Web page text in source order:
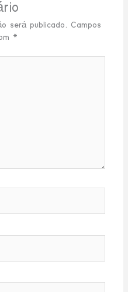
será publicado.
Campos
*